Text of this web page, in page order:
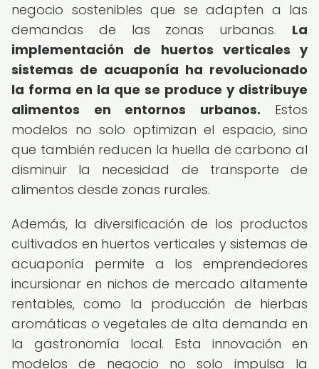
negocio sostenibles que se adapten a las
demandas de las zonas urbanas. La
implementación de huertos verticales y
sistemas de acuaponía ha revolucionado
la forma en la que se produce y distribuye
alimentos en entornos urbanos. Estos
modelos no solo optimizan el espacio, sino
que también reducen la huella de carbono al
disminuir la necesidad de transporte de
alimentos desde zonas rurales.
Además, la diversificación de los productos
cultivados en huertos verticales y sistemas de
acuaponía permite a los emprendedores
incursionar en nichos de mercado altamente
rentables, como la producción de hierbas
aromáticas o vegetales de alta demanda en
la gastronomía local. Esta innovación en
modelos de negocio no solo impulsa la